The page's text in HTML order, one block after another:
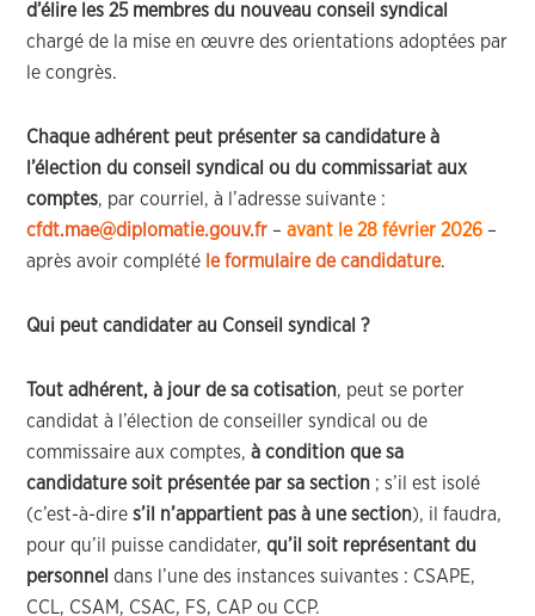
d’élire les 25 membres du nouveau conseil syndical
chargé de la mise en œuvre des orientations adoptées par
le congrès.
Chaque adhérent peut présenter sa candidature à
l’élection du conseil syndical ou du commissariat aux
comptes, par courriel, à l’adresse suivante :
cfdt.mae@diplomatie.gouv.fr –avant le 28 février 2026 –
après avoir complété le formulaire de candidature.
Qui peut candidater au Conseil syndical ?
Tout adhérent, à jour de sa cotisation, peut se porter
candidat à l’élection de conseiller syndical ou de
commissaire aux comptes,à condition que sa
candidature soit présentée par sa section ; s’il est isolé
(c’est-à-dires’il n’appartient pas à une section), il faudra,
pour qu’il puisse candidater,qu’il soit représentant du
personnel dans l’une des instances suivantes : CSAPE,
CCL, CSAM, CSAC, FS, CAP ou CCP.